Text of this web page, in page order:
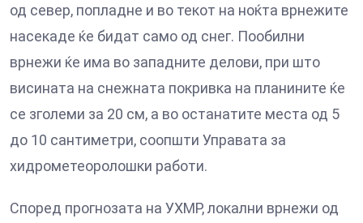
од север, попладне и во текот на ноќта врнежите
насекаде ќе бидат само од снег. Пообилни
врнежи ќе има во западните делови, при што
висината на снежната покривка на планините ќе
се зголеми за 20 см, а во останатите места од 5
до 10 сантиметри, соопшти Управата за
хидрометеоролошки работи.
Според прогнозата на УХМР, локални врнежи од